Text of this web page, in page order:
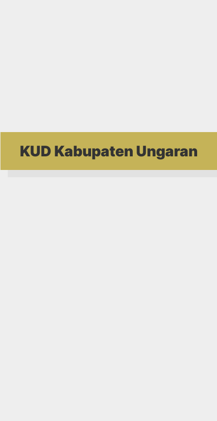
KUD Kabupaten Ungaran